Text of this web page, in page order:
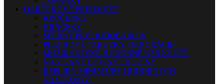
DARČEKOVÉ PREDMETY
KĽÚČENKY
HRNČEKY
ŠPERKY PRE HUDOBNÍKOV
PLECHOVÉ TABUĽKY, DEKORÁCIE
MUZIKANTSKÉ HUDOBNÉ USB KĽÚČE
NÁSTENNÉ LP VINYL HODINY
REPLIKY-MINIATÚRY HUDOBNÝCH
NÁSTROJOV